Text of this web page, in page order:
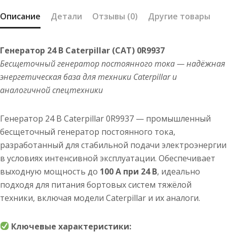
Описание Детали Отзывы (0) Другие товары
Генератор 24 В Caterpillar (CAT) 0R9937
Бесщеточный генератор постоянного тока — надёжная
энергетическая база для техники Caterpillar и
аналогичной спецтехники
Генератор 24 В Caterpillar 0R9937 — промышленный
бесщеточный генератор постоянного тока,
разработанный для стабильной подачи электроэнергии
в условиях интенсивной эксплуатации. Обеспечивает
выходную мощность до 100 А при 24 В, идеально
подходя для питания бортовых систем тяжёлой
техники, включая модели Caterpillar и их аналоги.
Ключевые характеристики: